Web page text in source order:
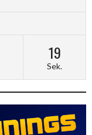
18
Sek.